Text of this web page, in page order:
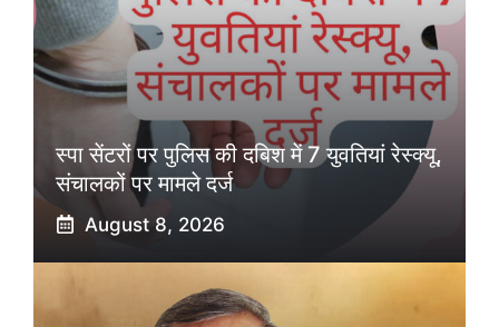
स्पा सेंटरों पर पुलिस की दबिश में 7 युवतियां रेस्क्यू,
संचालकों पर मामले दर्ज
August 8, 2026